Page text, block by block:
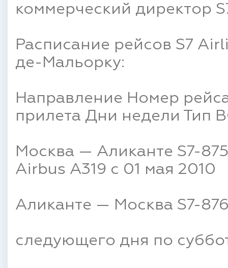
коммерческий директор
Расписание рейсов S7
де-Мальорку:
Направление Номер
прилета Дни недели Тип
Москва — Аликанте S7-
Airbus A319 c 01 мая 2010
Аликанте — Москва S7-
следующего дня по